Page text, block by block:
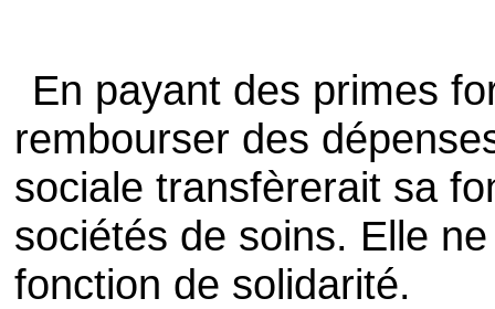
En payant des primes
rembourser des
sociale transfèrerait sa
sociétés de soins. Elle
fonction de solidarité.